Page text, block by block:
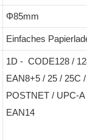
Φ85mm
Einfaches
1D - CODE128 /
EAN8+5 / 25 / 25C
POSTNET / UPC-
EAN14